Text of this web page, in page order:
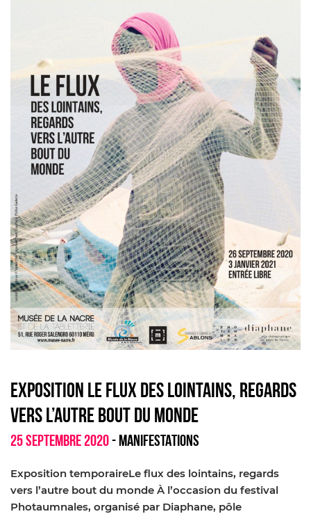
EXPOSITION LE FLUX DES LOINTAINS, REGARDS
VERS L’AUTRE BOUT DU MONDE
25 SEPTEMBRE 2020- MANIFESTATIONS
Exposition temporaireLe flux des lointains, regards
vers l’autre bout du monde À l’occasion du festival
Photaumnales, organisé par Diaphane, pôle